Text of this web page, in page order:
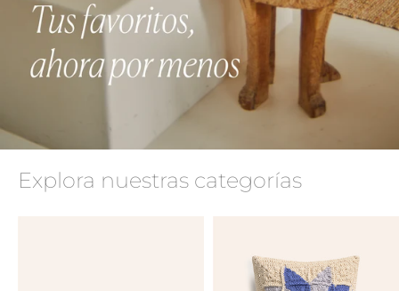
Explora nuestras categorías